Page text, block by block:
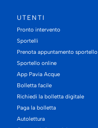
UTENTI
Pronto intervento
Sportelli
Prenota appuntamento sportello
Sportello online
App Pavia Acque
Bolletta facile
Richiedi la bolletta digitale
Paga la bolletta
Autolettura